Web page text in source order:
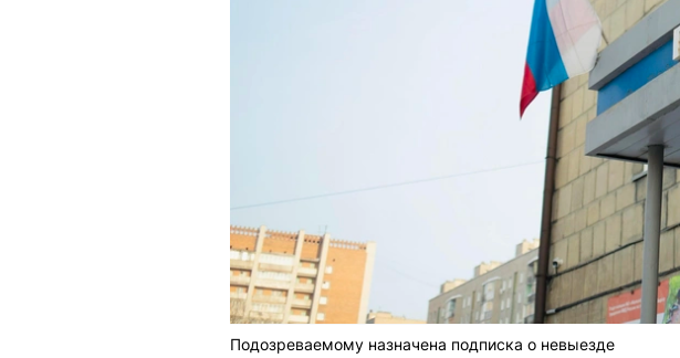
Подозреваемому назначена подписка о невыезде